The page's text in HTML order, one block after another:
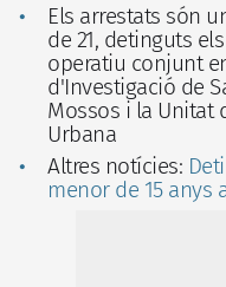
Els arrestats són
de 21, detinguts
operatiu conjunt
d'Investigació de
Mossos i la Unitat
Urbana
Altres notícies:
menor de 15 anys